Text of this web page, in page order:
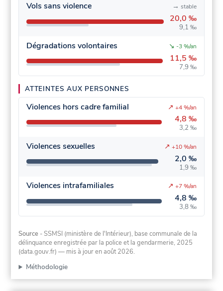
Vols sans violence
20,0 ‰
9,1 ‰
→ stable
Dégradations volontaires
11,5 ‰
7,9 ‰
↘ -3 %/an
ATTEINTES AUX PERSONNES
Violences hors cadre familial
4,8 ‰
3,2 ‰
↗ +4 %/an
Violences sexuelles
2,0 ‰
1,9 ‰
↗ +10 %/an
Violences intrafamiliales
4,8 ‰
3,8 ‰
↗ +7 %/an
Source - SSMSI (ministère de l'Intérieur), base communale de la
délinquance enregistrée par la police et la gendarmerie, 2025
(data.gouv.fr) — mis à jour en août 2026.
Méthodologie